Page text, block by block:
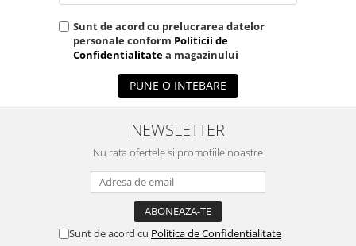
Sunt de acord cu prelucrarea datelor
personale conform Politicii de
Confidentialitatea magazinului
PUNE O INTEBARE
NEWSLETTER
Nu rata ofertele si promotiile noastre
Sunt de acord cu Politica de Confidentialitate